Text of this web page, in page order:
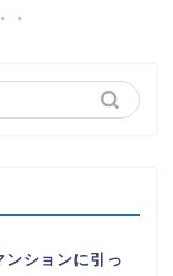
ンションに引っ